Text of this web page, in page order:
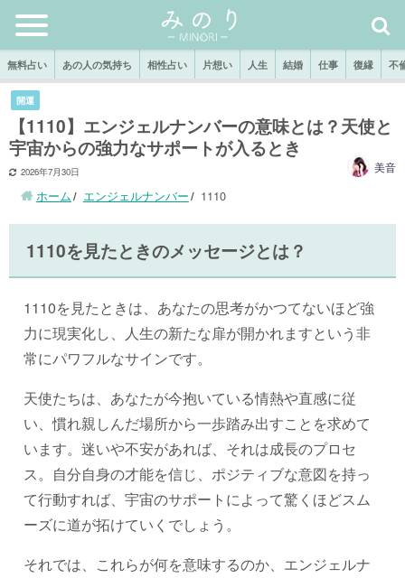
無料占い あの人の気持ち 相性占い 片想い 人生 結婚 仕事 復縁 不
開運
【1110】エンジェルナンバーの意味とは？天使と
宇宙からの強力なサポートが入るとき
2026年7月30日 美音
ホーム エンジェルナンバー 1110
1110を見たときのメッセージとは？
1110を見たときは、あなたの思考がかつてないほど強
力に現実化し、人生の新たな扉が開かれますという非
常にパワフルなサインです。
天使たちは、あなたが今抱いている情熱や直感に従
い、慣れ親しんだ場所から一歩踏み出すことを求めて
います。迷いや不安があれば、それは成長のプロセ
ス。自分自身の才能を信じ、ポジティブな意図を持っ
て行動すれば、宇宙のサポートによって驚くほどスム
ーズに道が拓けていくでしょう。
それでは、これらが何を意味するのか、エンジェルナ